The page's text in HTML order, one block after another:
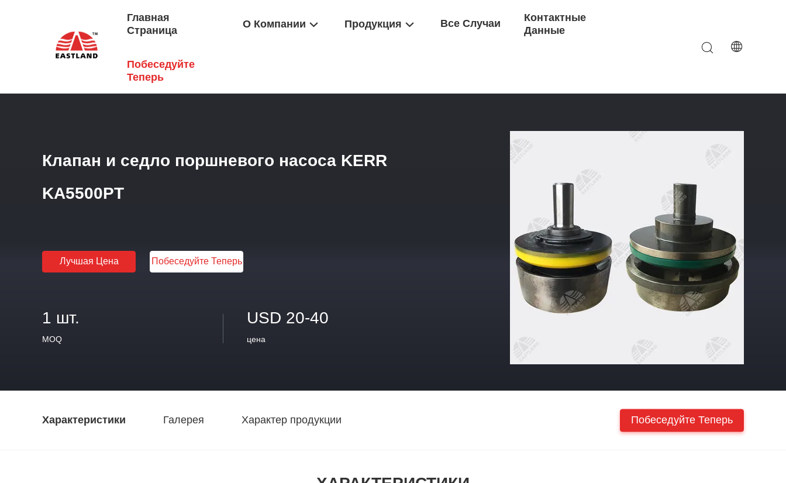
Главная
Страница
О Компании Продукция Все Случаи
Контактные
Данные
Побеседуйте
Теперь
Продукция / Части Концовки Жидкости Насоса С Плунзером
Клапан и седло поршневого насоса KERR
KA5500PT
Лучшая Цена Побеседуйте Теперь
1 шт.
MOQ
USD 20-40
цена
Характеристики Галерея Характер продукции Побеседуйте Теперь